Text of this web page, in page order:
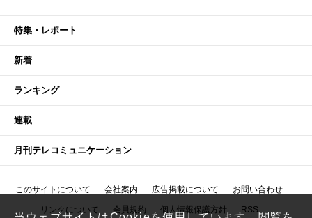
特集・レポート
新着
ランキング
連載
月刊テレコミュニケーション
このサイトについて 会社案内 広告掲載について お問い合わせ
リンクについて 会員規約 個人情報保護方針 RSS